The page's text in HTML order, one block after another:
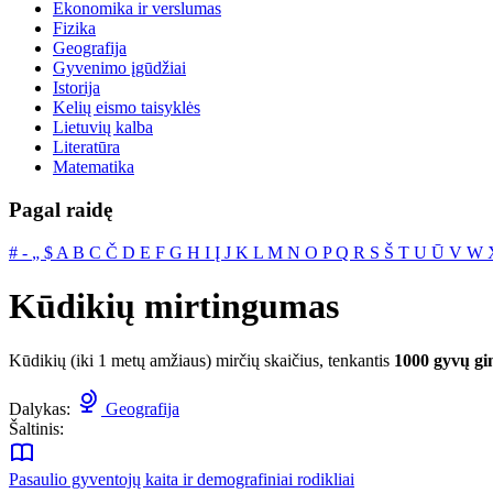
Ekonomika ir verslumas
Fizika
Geografija
Gyvenimo įgūdžiai
Istorija
Kelių eismo taisyklės
Lietuvių kalba
Literatūra
Matematika
Pagal raidę
# ‐ „ $ A B C Č D E F G H I Į J K L M N O PQ R S Š T U Ū V W
Kūdikių mirtingumas
Kūdikių (iki 1 metų amžiaus) mirčių skaičius, tenkantis 1000 gyvų
Dalykas:
Geografija
Šaltinis:
Pasaulio gyventojų kaita ir demografiniai rodikliai